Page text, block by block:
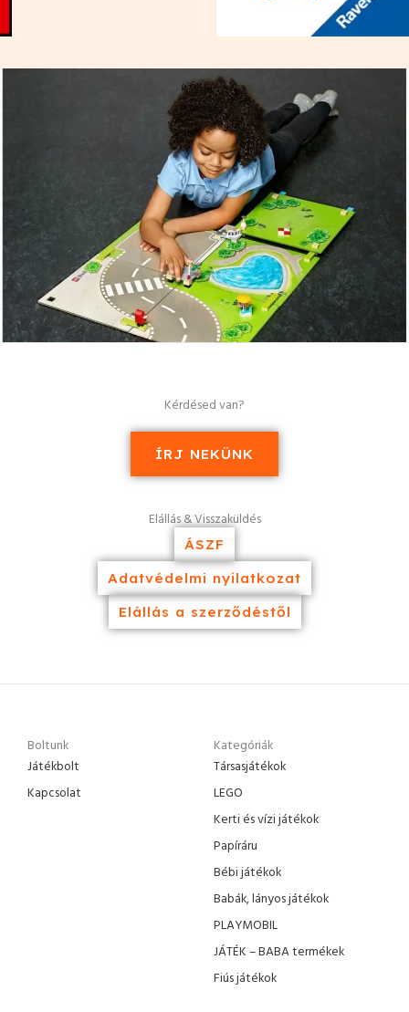
Kérdésed van?
ÍRJ NEKÜNK
Elállás & Visszaküldés
ÁSZF
Adatvédelmi nyilatkozat
Elállás a szerződéstől
Boltunk
Játékbolt
Kapcsolat
Kategóriák
Társasjátékok
LEGO
Kerti és vízi játékok
Papíráru
Bébi játékok
Babák, lányos játékok
PLAYMOBIL
JÁTÉK – BABA termékek
Fiús játékok